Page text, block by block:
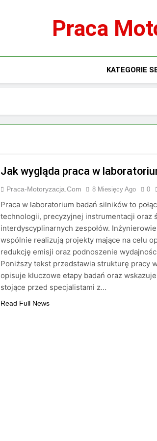
Praca
KATEGORIE
Jak wygląda praca w
Praca-Motoryzacja.com 8 Miesięcy Ago 0
Praca w laboratorium badań silników to
technologii, precyzyjnej instrumentacji oraz
interdyscyplinarnych zespołów.
wspólnie realizują projekty mające na celu
redukcję emisji oraz podnoszenie
Poniższy tekst przedstawia strukturę pracy
opisuje kluczowe etapy badań oraz
stojące przed specjalistami z…
Read Full News